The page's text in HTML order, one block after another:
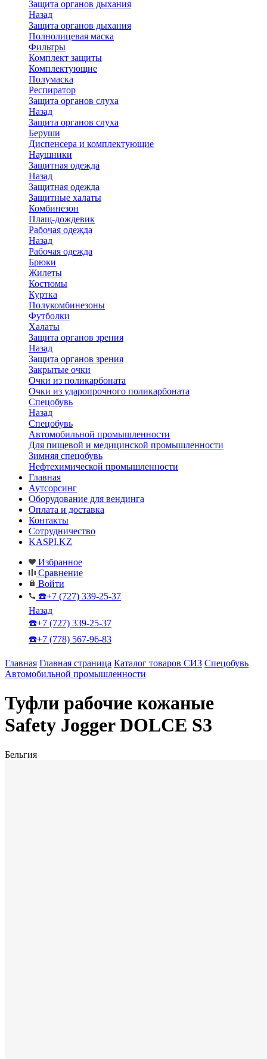
Защита органов дыхания
Назад
Защита органов дыхания
Полнолицевая маска
Фильтры
Комплект защиты
Комплектующие
Полумаска
Респиратор
Защита органов слуха
Назад
Защита органов слуха
Беруши
Диспенсера и комплектующие
Наушники
Защитная одежда
Назад
Защитная одежда
Защитные халаты
Комбинезон
Плащ-дождевик
Рабочая одежда
Назад
Рабочая одежда
Брюки
Жилеты
Костюмы
Куртка
Полукомбинезоны
Футболки
Халаты
Защита органов зрения
Назад
Защита органов зрения
Закрытые очки
Очки из поликарбоната
Очки из ударопрочного поликарбоната
Спецобувь
Назад
Спецобувь
Автомобильной промышленности
Для пищевой и медицинской промышленности
Зимняя спецобувь
Нефтехимической промышленности
Главная
Аутсорсинг
Оборудование для вендинга
Оплата и доставка
Контакты
Сотрудничество
KASPI.KZ
Избранное
Сравнение
Войти
☎️+7 (727) 339-25-37
Назад
☎️+7 (727) 339-25-37
☎️+7 (778) 567-96-83
Главная Главная страница Каталог товаров СИЗ Спецобувь
Автомобильной промышленности
Туфли рабочие кожаные
Safety Jogger DOLCE S3
Бельгия